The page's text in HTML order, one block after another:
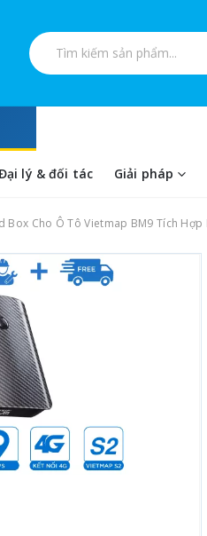
Tìm kiếm sản phẩm
lý & đối tác Giải pháp
Box Cho Ô Tô Vietmap BM9 Tích Hợp